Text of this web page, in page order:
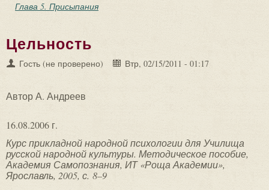
Глава 5. Присыпания
Цельность
Гость (не проверено) Втр, 02/15/2011 - 01:17
Автор А. Андреев
16.08.2006 г.
Курс прикладной народной психологии для Училища
русской народной культуры. Методическое пособие,
Академия Самопознания, ИТ «Роща Академии»,
Ярославль, 2005, с. 8–9